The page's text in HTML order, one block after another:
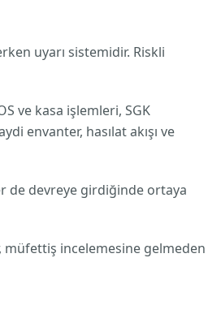
uyarı sistemidir. Riskli
ve kasa işlemleri, SGK
envanter, hasılat akışı ve
de devreye girdiğinde ortaya
müfettiş incelemesine gelmeden